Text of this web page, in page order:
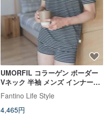
UMORFIL コラーゲン ボーダー
Vネック 半袖 メンズ インナーシ
ャツ 肌に優しく消臭効果 - 全4色
Fantino Life Style
4,465円